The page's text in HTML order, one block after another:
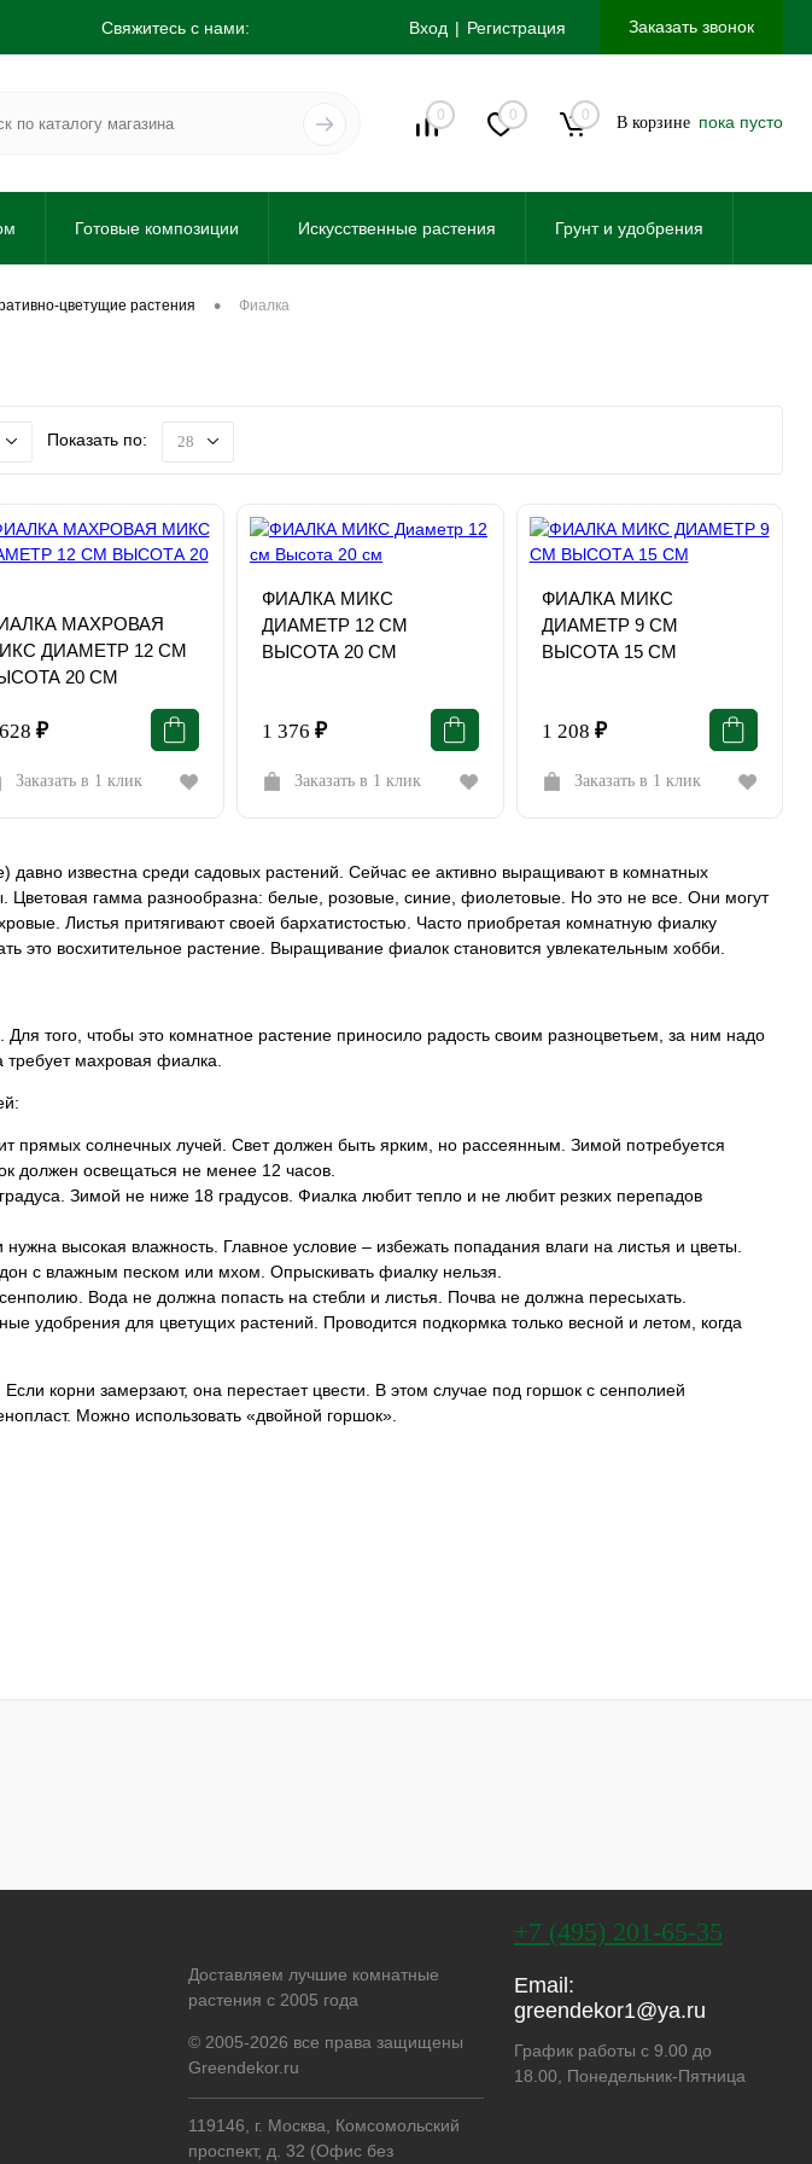
Свяжитесь с нами: Вход Регистрация Заказать звонок
0 0 0 В корзине пока пусто
Готовые композиции Искусственные растения Грунт и удобрения
цветущие растения • фиалка
Показать по: 28
МАХРОВАЯ
ДИАМЕТР 12 СМ
20 СМ
₽
Заказать в 1 клик
ФИАЛКА МИКС
ДИАМЕТР 12 СМ
ВЫСОТА 20 СМ
1 376 ₽
Заказать в 1 клик
ФИАЛКА МИКС
ДИАМЕТР 9 СМ
ВЫСОТА 15 СМ
1 208 ₽
Заказать в 1 клик
давно известна среди садовых растений. Сейчас ее активно выращивают в комнатных
Цветовая гамма разнообразна: белые, розовые, синие, фиолетовые. Но это не все. Они могут
Листья притягивают своей бархатистостью. Часто приобретая комнатную фиалку
это восхитительное растение. Выращивание фиалок становится увлекательным хобби.
того, чтобы это комнатное растение приносило радость своим разноцветьем, за ним надо
требует махровая фиалка.
прямых солнечных лучей. Свет должен быть ярким, но рассеянным. Зимой потребуется
должен освещаться не менее 12 часов.
Зимой не ниже 18 градусов. Фиалка любит тепло и не любит резких перепадов
высокая влажность. Главное условие – избежать попадания влаги на листья и цветы.
с влажным песком или мхом. Опрыскивать фиалку нельзя.
Вода не должна попасть на стебли и листья. Почва не должна пересыхать.
удобрения для цветущих растений. Проводится подкормка только весной и летом, когда
Если корни замерзают, она перестает цвести. В этом случае под горшок с сенполией
Можно использовать «двойной горшок».
Доставляем лучшие комнатные
растения с 2005 года
© 2005-2026 все права защищены
Greendekor.ru
119146, г. Москва, Комсомольский
проспект, д. 32 (Офис без
+7 (495) 201-65-35
Email:
greendekor1@ya.ru
График работы с 9.00 до
18.00, Понедельник-Пятница